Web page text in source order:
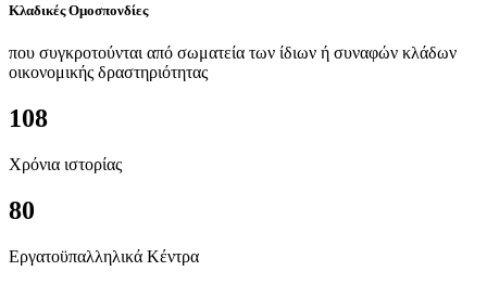
Κλαδικές Ομοσπονδίες
που συγκροτούνται από σωματεία των ίδιων ή συναφών κλάδων
οικονομικής δραστηριότητας
108
Χρόνια ιστορίας
80
Εργατοϋπαλληλικά Κέντρα